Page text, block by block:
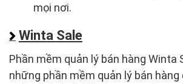
mọi nơi.
Winta Sale
Phần mềm quản lý bán hàng Winta
những phần mềm quản lý bán